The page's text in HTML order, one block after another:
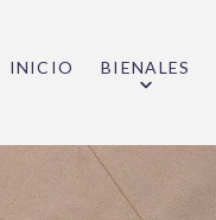
INICIO BIENALES